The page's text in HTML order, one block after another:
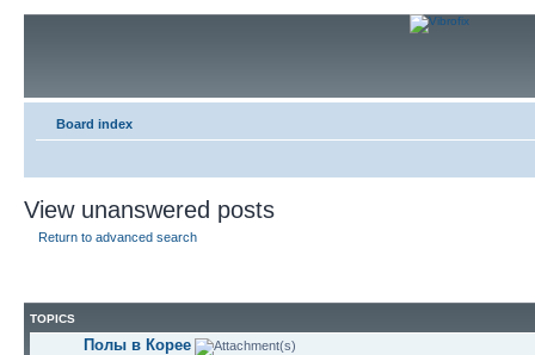
Board index
View unanswered posts
Return to advanced search
TOPICS
Полы в Корее